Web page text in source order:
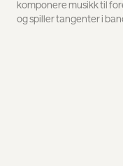
komponere musikk til
og spiller tangenter i